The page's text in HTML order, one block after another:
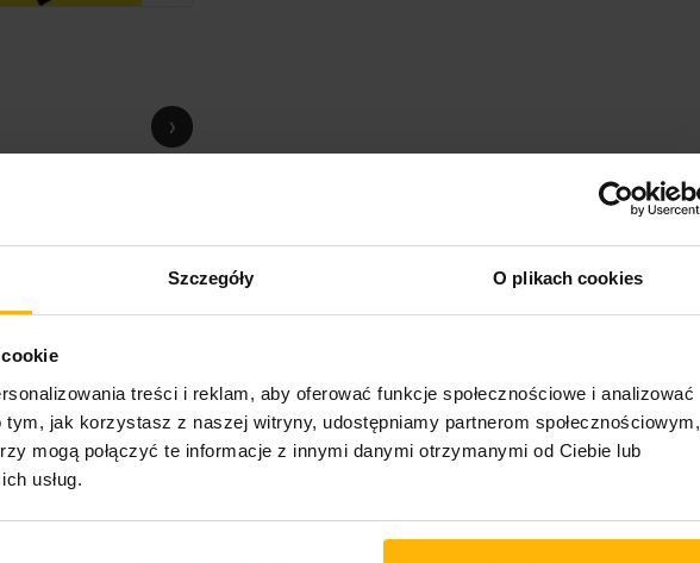
Szczegóły O plikach cookies
treści i reklam, aby oferować funkcje społecznościowe i analizować
jak korzystasz z naszej witryny, udostępniamy partnerom społecznościowym,
mogą połączyć te informacje z innymi danymi otrzymanymi od Ciebie lub
usług.
›